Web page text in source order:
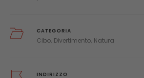
CATEGORIA
Cibo Divertimento Natura
INDIRIZZO